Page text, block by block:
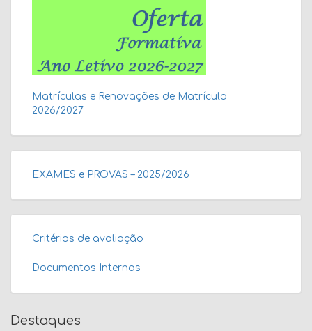
Matrículas e Renovações de Matrícula
2026/2027
EXAMES e PROVAS – 2025/2026
Critérios de avaliação
Documentos Internos
Destaques